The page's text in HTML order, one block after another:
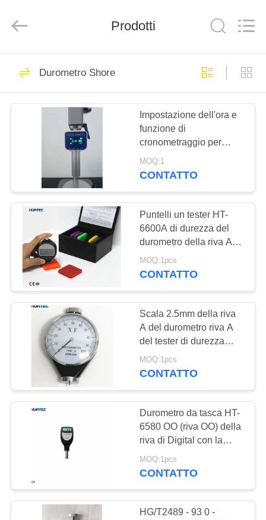
CASA
PRODOTTI
GIRO
DELLA
FABBRICA
CONTROLLO
DI
QUALITÀ
CONTATTICI
RICHIEDA
UNA
CITAZIONE
DEL
SITO
GROUP
CORPORATION.
Reserved.
Rivelatore di difetti
ad ultrasuoni
Calibro di spessore
ultrasonico
64
Calibro di spessore
di rivestimento
108
Durometro portatile
60
Prodotti
Durometro Shore
Impostazione dell'ora e
funzione di
cronometraggio per
durometro digitale Shore
MOQ:1
CONTATTO
Puntelli un tester HT-
6600A di durezza del
durometro della riva A
del tester di durezza di
Digital della scala del
MOQ:1pcs
CONTATTO
Scala 2.5mm della riva
A del durometro riva A
del tester di durezza
shore di 0 - 100 ha
MOQ:1pcs
CONTATTO
Durometro da tasca HT-
6580 OO (riva OO) della
riva di Digital con la
sonda integrata per
prova di durezza shore
MOQ:1pcs
CONTATTO
HG/T2489 - 93 0 -